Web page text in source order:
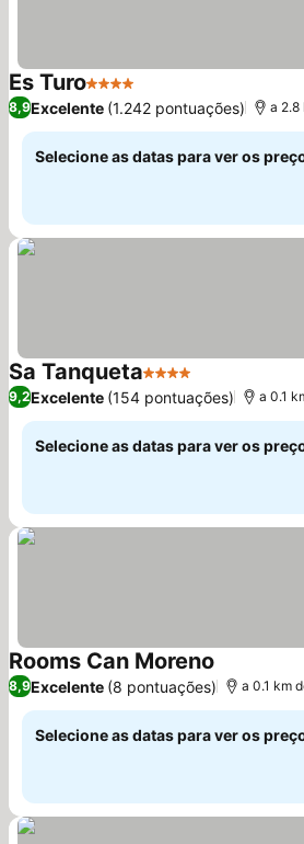
Es Turo4 Estrelas
8,9Excelente (1.242 pontuações) a 2.8
Selecione as datas para ver os
Sa Tanqueta4 EstrelasVer preços
9,2Excelente (154 pontuações) a 0.1
Selecione as datas para ver os
Rooms Can Moreno Ver preços
8,9Excelente (8 pontuações) a 0.1 km
Selecione as datas para ver os